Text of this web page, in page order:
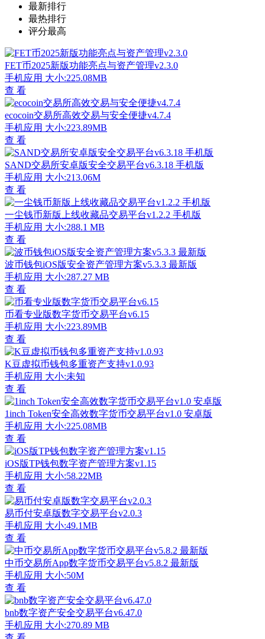
最新排行
最热排行
评分最高
FET币2025新版功能亮点与资产管理v2.3.0
手机应用 大小:225.08MB
查 看
ecocoin交易所高效交易与安全便捷v4.7.4
手机应用 大小:223.89MB
查 看
SAND交易所安卓版安全交易平台v6.3.18 手机版
手机应用 大小:213.06M
查 看
一尘钱币新版上线收藏品交易平台v1.2.2 手机版
手机应用 大小:288.1 MB
查 看
波币钱包iOS版安全资产管理方案v5.3.3 最新版
手机应用 大小:287.27 MB
查 看
币看专业版数字货币交易平台v6.15
手机应用 大小:223.89MB
查 看
K豆虚拟币钱包多重资产支持v1.0.93
手机应用 大小:未知
查 看
1inch Token安全高效数字货币交易平台v1.0 安卓版
手机应用 大小:225.08MB
查 看
iOS版TP钱包数字资产管理方案v1.15
手机应用 大小:58.22MB
查 看
易币付安卓版数字交易平台v2.0.3
手机应用 大小:49.1MB
查 看
中币交易所App数字货币交易平台v5.8.2 最新版
手机应用 大小:50M
查 看
bnb数字资产安全交易平台v6.47.0
手机应用 大小:270.89 MB